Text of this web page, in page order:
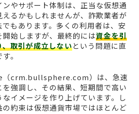
ンやサポート体制は、正当な仮想通
るかもしれませんが、詐欺業者が
もあります。多くの利用者は、安
始しますが、最終的には資金を引
取引が成立しないという問題に直
。
（crm.bullsphere.com）は、急速
強調し、その結果、短期間で高い
イメージを作り上げています。し
約束は仮想通貨市場ではほとんど